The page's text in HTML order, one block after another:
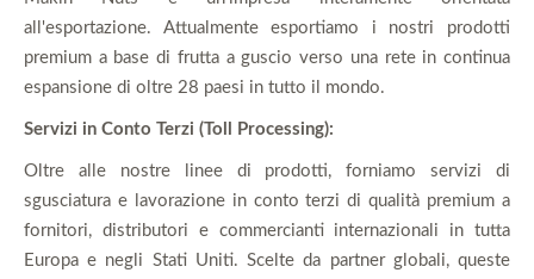
all'esportazione. Attualmente esportiamo i nostri prodotti
premium a base di frutta a guscio verso una rete in continua
espansione di oltre 28 paesi in tutto il mondo.
Servizi in Conto Terzi (Toll Processing):
Oltre alle nostre linee di prodotti, forniamo servizi di
sgusciatura e lavorazione in conto terzi di qualità premium a
fornitori, distributori e commercianti internazionali in tutta
Europa e negli Stati Uniti. Scelte da partner globali, queste